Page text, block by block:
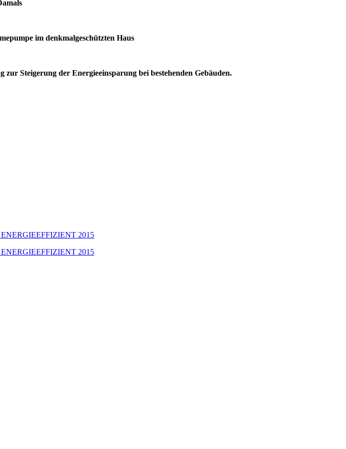
im denkmalgeschützten Haus
Steigerung der Energieeinsparung bei bestehenden Gebäuden.